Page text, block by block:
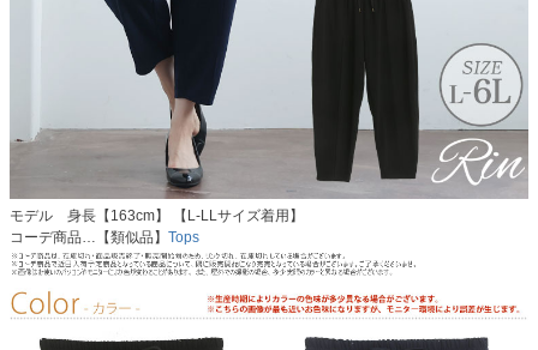
モデル 身長【163cm】 【L-LLサイズ着用】
コーデ商品…【類似品】 Tops